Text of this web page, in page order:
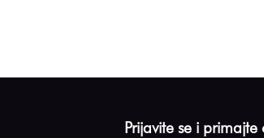
Prijavite se i